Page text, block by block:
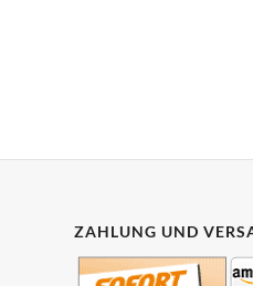
ZAHLUNG UND